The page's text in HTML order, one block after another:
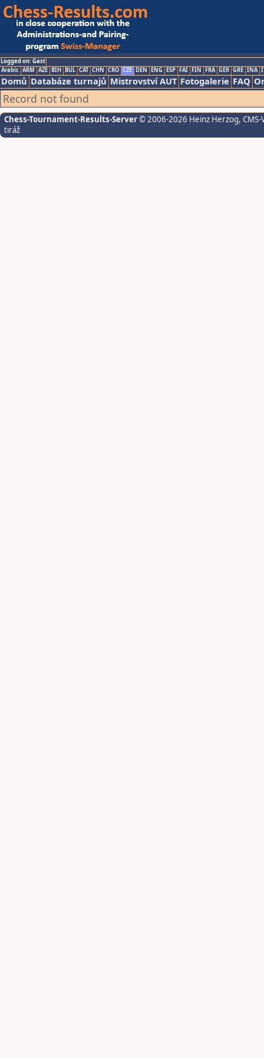
Logged on: Gast
Arabic ARM AZE BIH BUL CAT CHN CRO CZE DEN ENG ESP FAI FIN FRA GER GRE INA
Domů Databáze turnajů Mistrovství AUT Fotogalerie FAQ
Record not found
Chess-Tournament-Results-Server© 2006-2026 Heinz Herzog,
tiráž